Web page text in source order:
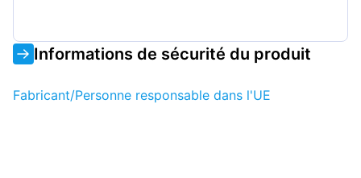
Informations de sécurité du produit
Fabricant/Personne responsable dans l'UE